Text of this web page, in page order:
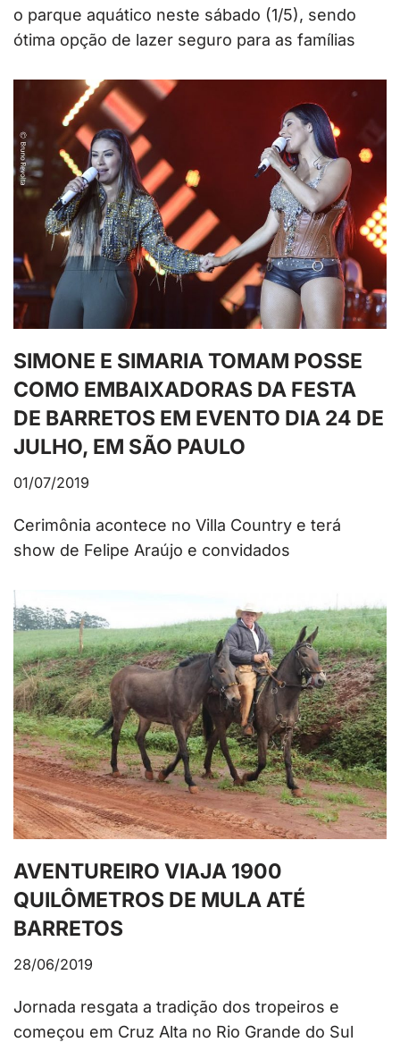
o parque aquático neste sábado (1/5), sendo
ótima opção de lazer seguro para as famílias
SIMONE E SIMARIA TOMAM POSSE
COMO EMBAIXADORAS DA FESTA
DE BARRETOS EM EVENTO DIA 24 DE
JULHO, EM SÃO PAULO
01/07/2019
Cerimônia acontece no Villa Country e terá
show de Felipe Araújo e convidados
AVENTUREIRO VIAJA 1900
QUILÔMETROS DE MULA ATÉ
BARRETOS
28/06/2019
Jornada resgata a tradição dos tropeiros e
começou em Cruz Alta no Rio Grande do Sul